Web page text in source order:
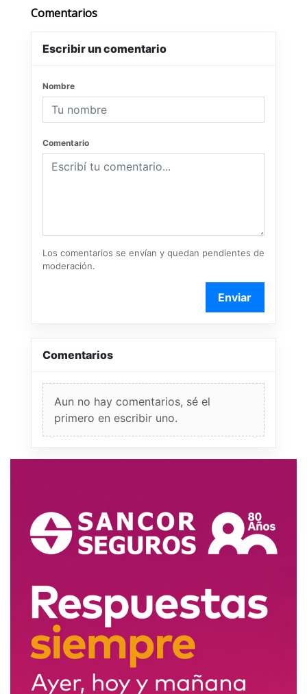
Comentarios
Escribir un comentario
Nombre
Comentario
Los comentarios se envían y quedan pendientes de
moderación.
Enviar
Comentarios
Aun no hay comentarios, sé el
primero en escribir uno.